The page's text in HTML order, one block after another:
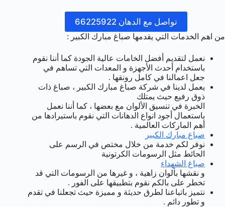
تواصل مع الدهان 66225922
من اهم الخدمات التي يقدمها صباغ مبارك الكبير :
نعمل لتقديم أفضل الخامات عالية الجودة كما أننا نقوم
باستخدام أحدث الأجهزة و المعدات التي تساهم في
جعل اعمالنا في كامل رونقها .
يعمل لدينا في شركة صباغ مبارك الكبير ، صباغ ذات
ذوق رفيع حيث يمتلك
الخبرة في تنسيق الألوان مع بعضها ، كما أننا نعمل
باستعمال أجود انواع الدهانات التي نقوم باستيرادها من
أهم الماركات العالمية .
صباغ مبارك الكبير
نوفر لكم خدمة من خلال مختص في الرسم على
الحائط مثل الرسومات الكرتونية
صباغ الشهداء
و نقشها بألوان زاهية ، و غيرها من الرسومات التي قد
تخطر على بالكم نقوم بتطبيقها على الفور .
نتميز باتباعنا لطرق حديثة و مميزة حيث تجعلنا في تقدم
و تطور دائم .